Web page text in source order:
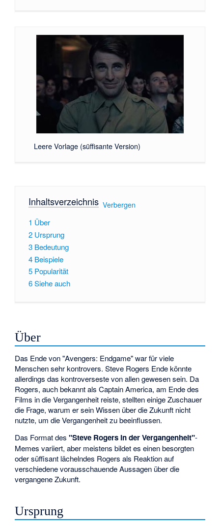
Leere Vorlage (süffisante Version)
Inhaltsverzeichnis[ Verbergen
1 Über
2 Ursprung
3 Bedeutung
4 Beispiele
5 Popularität
6Siehe auch
Über
Das Ende von "Avengers: Endgame" war für viele
Menschen sehr kontrovers. Steve Rogers Ende könnte
allerdings das kontroverseste von allen gewesen sein. Da
Rogers, auch bekannt als Captain America, am Ende des
Films in die Vergangenheit reiste, stellten einige Zuschauer
die Frage, warum er sein Wissen über die Zukunft nicht
nutzte, um die Vergangenheit zu beeinflussen.
Das Format des"Steve Rogers in der Vergangenheit"-
Memes variiert, aber meistens bildet es einen besorgten
oder süffisant lächelndes Rogers als Reaktion auf
verschiedene vorausschauende Aussagen über die
vergangene Zukunft.
Ursprung